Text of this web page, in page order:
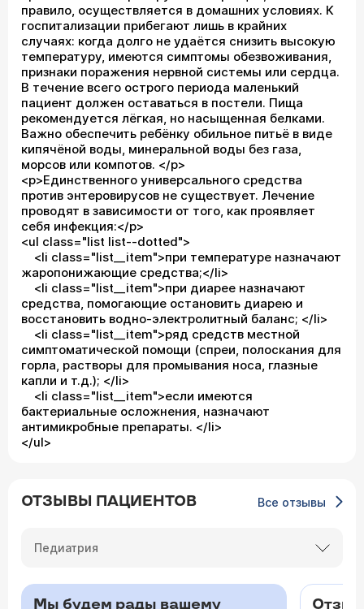
правило, осуществляется в домашних условиях. К
госпитализации прибегают лишь в крайних
случаях: когда долго не удаётся снизить высокую
температуру, имеются симптомы обезвоживания,
признаки поражения нервной системы или сердца.
В течение всего острого периода маленький
пациент должен оставаться в постели. Пища
рекомендуется лёгкая, но насыщенная белками.
Важно обеспечить ребёнку обильное питьё в виде
кипячёной воды, минеральной воды без газа,
морсов или компотов. </p>
<p>Единственного универсального средства
против энтеровирусов не существует. Лечение
проводят в зависимости от того, как проявляет
себя инфекция:</p>
<ul class="list list--dotted">
<li class="list__item">при температуре назначают
жаропонижающие средства;</li>
<li class="list__item">при диарее назначают
средства, помогающие остановить диарею и
восстановить водно-электролитный баланс; </li>
<li class="list__item">ряд средств местной
симптоматической помощи (спреи, полоскания для
горла, растворы для промывания носа, глазные
капли и т.д.); </li>
<li class="list__item">если имеются
бактериальные осложнения, назначают
антимикробные препараты. </li>
</ul>
ОТЗЫВЫ ПАЦИЕНТОВ Все отзывы
Педиатрия
Мы будем рады вашему